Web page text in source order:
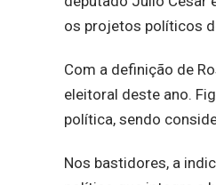
os projetos políticos
Com a definição de
eleitoral deste ano.
política, sendo
Nos bastidores, a